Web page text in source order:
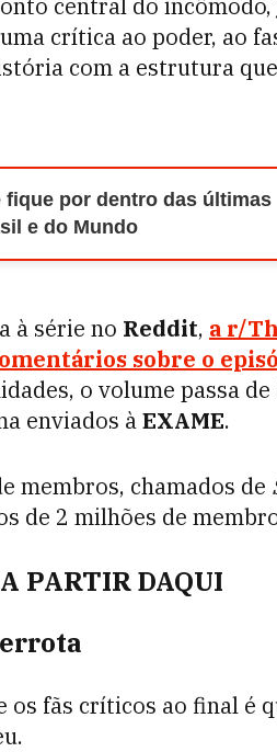
central do
crítica ao poder, ao
com a estrutura
fique por dentro das últimas
e do Mundo
à série no Reddit, a r/
sobre o
o volume passa
enviados àEXAME.
membros, chamados de
de 2 milhões de
PARTIR DAQUI
fãs críticos ao final é